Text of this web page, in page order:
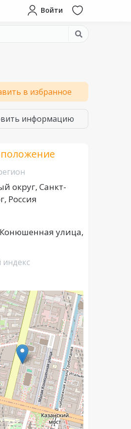
Войти
в избранное
информацию
округ, Санкт-
Россия
улица,